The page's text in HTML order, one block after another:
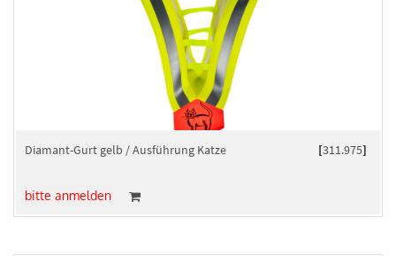
[311.975]
Diamant-Gurt gelb / Ausführung Katze
bitte anmelden